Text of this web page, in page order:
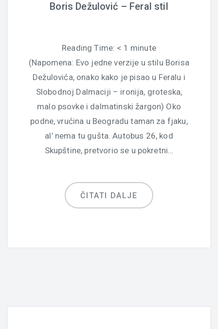
Boris Dežulović – Feral stil
Reading Time: < 1 minute
(Napomena: Evo jedne verzije u stilu Borisa
Dežulovića, onako kako je pisao u Feralu i
Slobodnoj Dalmaciji – ironija, groteska,
malo psovke i dalmatinski žargon) Oko
podne, vrućina u Beogradu taman za fjaku,
al’ nema tu gušta. Autobus 26, kod
Skupštine, pretvorio se u pokretni…
ČITATI DALJE